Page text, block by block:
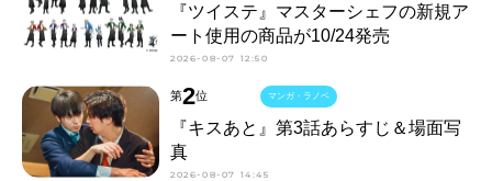
『ツイステ』マスターシェフの新規ア
ート使用の商品が10/24発売
2026-08-07 12:50
第2位
『キスあと』第3話あらすじ＆場面写
真
2026-08-07 14:45
マンガ・ラノベ